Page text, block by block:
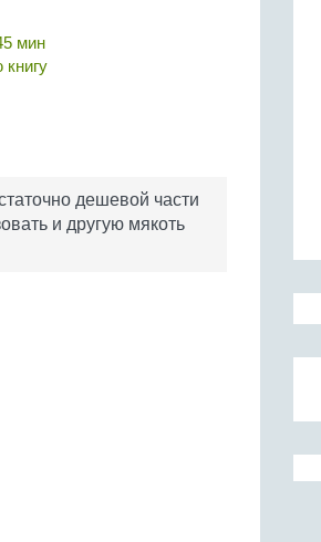
мин
дешевой части
и другую мякоть